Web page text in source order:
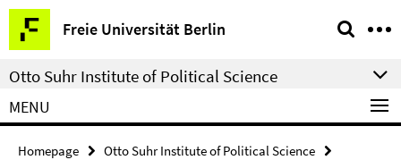
Springe
direkt
zu
Inhalt
Freie Universität Berlin
Service
Navigation
Otto Suhr Institute of Political Science
MENU
Homepage
Otto Suhr Institute of Political Science